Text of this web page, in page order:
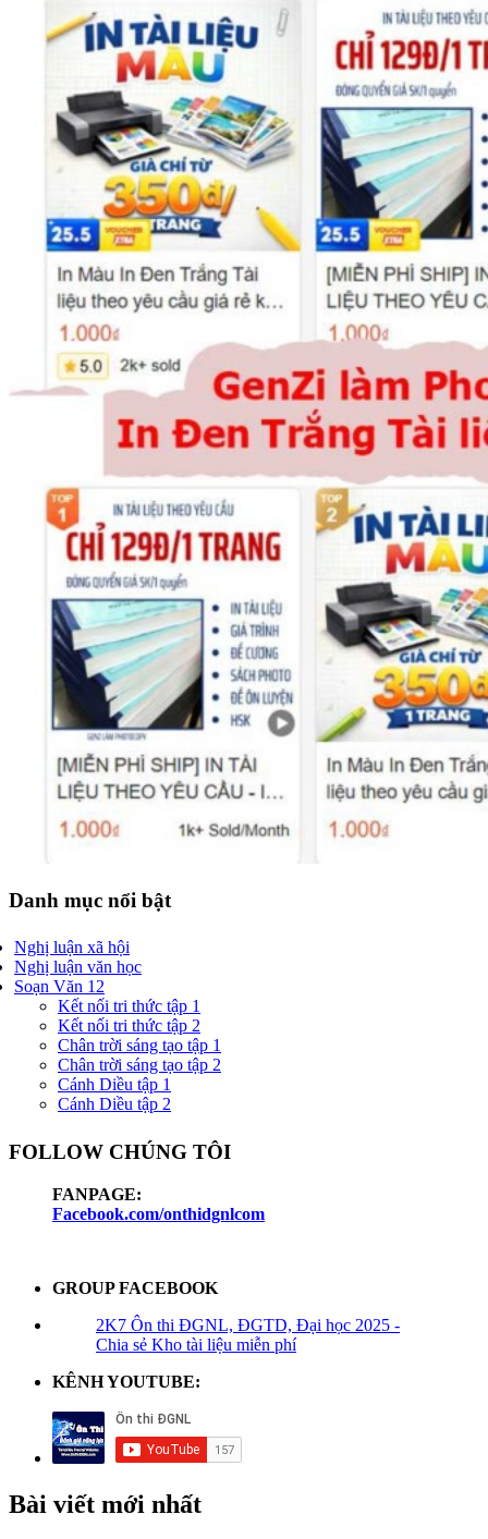
Danh mục nổi bật
Nghị luận xã hội
Nghị luận văn học
Soạn Văn 12
Kết nối tri thức tập 1
Kết nối tri thức tập 2
Chân trời sáng tạo tập 1
Chân trời sáng tạo tập 2
Cánh Diều tập 1
Cánh Diều tập 2
FOLLOW CHÚNG TÔI
FANPAGE:
Facebook.com/onthidgnlcom
GROUP FACEBOOK
2K7 Ôn thi ĐGNL, ĐGTD, Đại học 2025 -
Chia sẻ Kho tài liệu miễn phí
KÊNH YOUTUBE:
Bài viết mới nhất